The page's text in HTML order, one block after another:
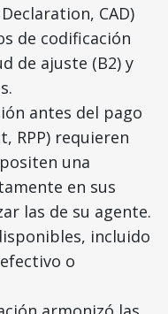
CAD)
de codificación
de ajuste (B2) y
antes del pago
RPP) requieren
una
en sus
las de su agente.
incluido
o